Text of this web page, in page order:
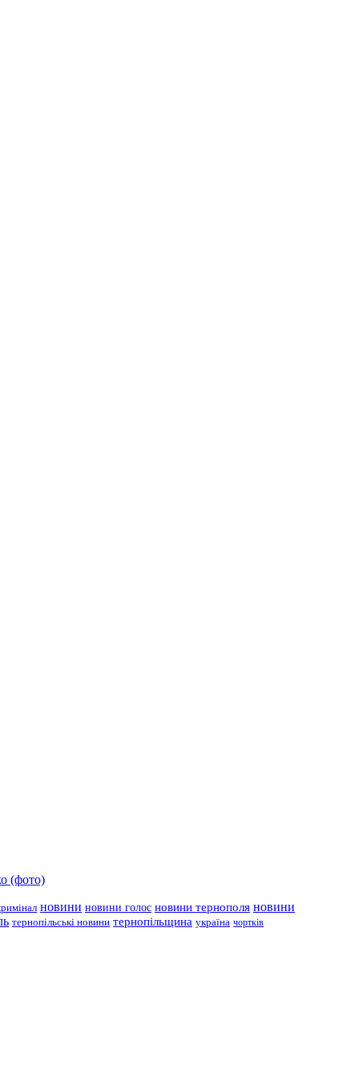
(фото)
новини новини голос новини тернополя новини
тернопільські новини тернопільщина україна чортків